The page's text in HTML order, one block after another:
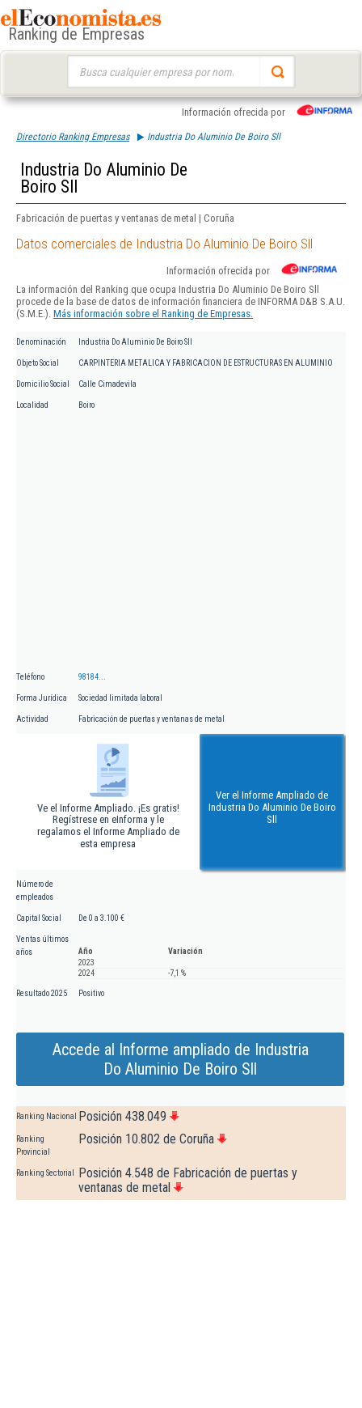
Ranking de Empresas
Información ofrecida por
Directorio Ranking Empresas Industria Do Aluminio De Boiro Sll
Industria Do Aluminio De
Boiro Sll
Fabricación de puertas y ventanas de metal | Coruña
Datos comerciales de Industria Do Aluminio De Boiro Sll
Información ofrecida por
La información del Ranking que ocupa Industria Do Aluminio De Boiro Sll
procede de la base de datos de información financiera de INFORMA D&B S.A.U.
(S.M.E.). Más información sobre el Ranking de Empresas.
Denominación Industria Do Aluminio De Boiro Sll
Objeto Social CARPINTERIA METALICA Y FABRICACION DE ESTRUCTURAS EN ALUMINIO
Domicilio Social Calle Cimadevila
Localidad Boiro
Teléfono 98184...
Forma Jurídica Sociedad limitada laboral
Actividad Fabricación de puertas y ventanas de metal
Ve el Informe Ampliado. ¡Es gratis!
Regístrese en eInforma y le
regalamos el Informe Ampliado de
esta empresa
Ver el Informe Ampliado de
Industria Do Aluminio De Boiro
Sll
Número de
empleados
Capital Social De 0 a 3.100 €
Ventas últimos
años
Año
Variación
2023
2024
-7,1 %
Resultado 2025 Positivo
Accede al Informe ampliado de Industria
Do Aluminio De Boiro Sll
Ranking Nacional Posición 438.049
Ranking
Provincial
Posición 10.802 de Coruña
Ranking Sectorial
Posición 4.548 de Fabricación de puertas y
ventanas de metal